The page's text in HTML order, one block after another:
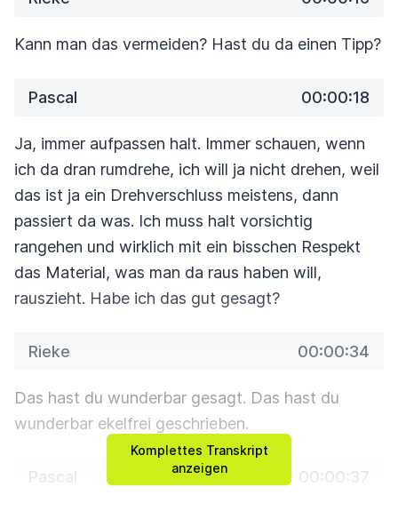
Komplettes Transkript
anzeigen
Kann man das vermeiden? Hast du da einen Tipp?
Pascal 00:00:18
Ja, immer aufpassen halt. Immer schauen, wenn
ich da dran rumdrehe, ich will ja nicht drehen, weil
das ist ja ein Drehverschluss meistens, dann
passiert da was. Ich muss halt vorsichtig
rangehen und wirklich mit ein bisschen Respekt
das Material, was man da raus haben will,
rauszieht. Habe ich das gut gesagt?
Rieke 00:00:34
Das hast du wunderbar gesagt. Das hast du
wunderbar ekelfrei geschrieben.
Pascal 00:00:37